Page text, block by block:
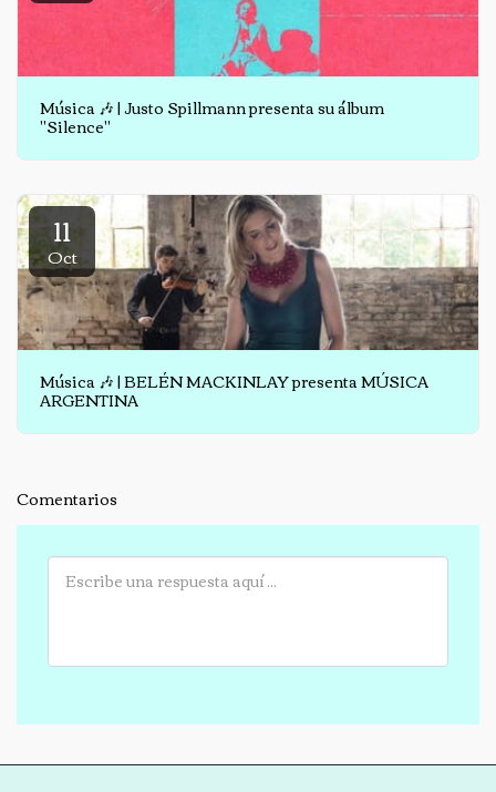
Música 🎶 | Justo Spillmann presenta su álbum
"Silence"
11
Oct
Música 🎶 | BELÉN MACKINLAY presenta MÚSICA
ARGENTINA
Comentarios